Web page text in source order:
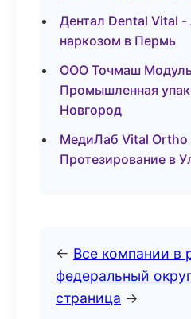
Дентал Dental Vital
наркозом в Пермь
ООО Точмаш
Промышленная
Новгород
МедиЛаб Vital Ortho
Протезирование в
← Все компании
федеральный
страница →